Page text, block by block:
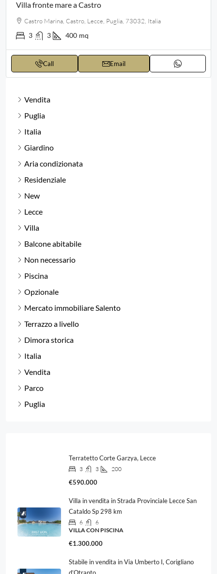
Villa fronte mare a Castro
Castro Marina, Castro, Lecce, Puglia, 73032, Italia
3 3 400 mq
Call Email
Vendita
Puglia
Italia
Giardino
Aria condizionata
Residenziale
New
Lecce
Villa
Balcone abitabile
Non necessario
Piscina
Opzionale
Mercato immobiliare Salento
Terrazzo a livello
Dimora storica
Italia
Vendita
Parco
Puglia
Terratetto Corte Garzya, Lecce
3 3 200
€590.000
Villa in vendita in Strada Provinciale Lecce San
Cataldo Sp 298 km
6
6
VILLA CON PISCINA
€1.300.000
Stabile in vendita in Via Umberto I, Corigliano